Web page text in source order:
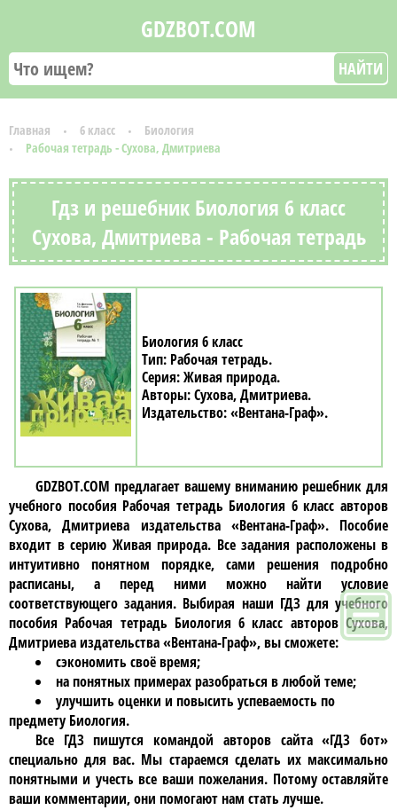
GDZBOT.COM
НАЙТИ
Главная 6 класс
Биология
Рабочая тетрадь - Сухова, Дмитриева
Гдз и решебник Биология 6 класс
Сухова, Дмитриева - Рабочая тетрадь
Биология 6 класс
Рабочая тетрадь
Живая природа
Сухова, Дмитриева
«Вентана-Граф»
GDZBOT.COM предлагает вашему вниманию решебник для
учебного пособия Рабочая тетрадь Биология 6 класc авторов
Сухова, Дмитриева издательства «Вентана-Граф». Пособие
входит в серию Живая природа. Все задания расположены в
интуитивно понятном порядке, сами решения подробно
расписаны, а перед ними можно найти условие
соответствующего задания. Выбирая наши ГДЗ для учебного
пособия Рабочая тетрадь Биология 6 класc авторов Сухова,
Дмитриева издательства «Вентана-Граф», вы сможете:
сэкономить своё время;
на понятных примерах разобраться в любой теме;
улучшить оценки и повысить успеваемость по
предмету Биология.
Все ГДЗ пишутся командой авторов сайта «ГДЗ бот»
специально для вас. Мы стараемся сделать их максимально
понятными и учесть все ваши пожелания. Потому оставляйте
ваши комментарии, они помогают нам стать лучше.